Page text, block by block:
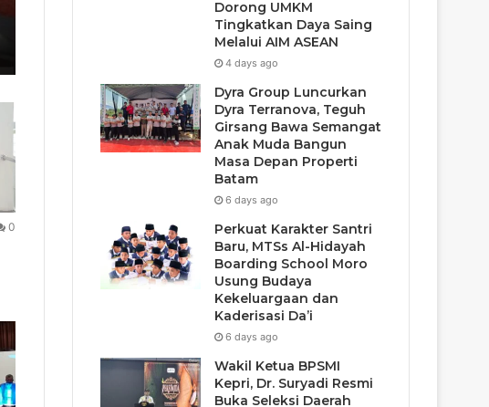
0
Dorong UMKM
Tingkatkan Daya Saing
Melalui AIM ASEAN
4 days ago
Dyra Group Luncurkan
Dyra Terranova, Teguh
Girsang Bawa Semangat
Anak Muda Bangun
Masa Depan Properti
Batam
6 days ago
Perkuat Karakter Santri
Baru, MTSs Al-Hidayah
Boarding School Moro
Usung Budaya
Kekeluargaan dan
Kaderisasi Da’i
6 days ago
Wakil Ketua BPSMI
Kepri, Dr. Suryadi Resmi
Buka Seleksi Daerah